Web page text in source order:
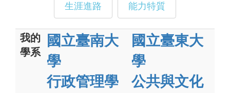
生涯進路 能力特質
我的
學系
國立臺南大
學
行政管理學
國立臺東大
學
公共與文化